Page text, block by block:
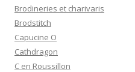
Brodineries et charivaris
Brodstitch
Capucine O
Cathdragon
C en Roussillon